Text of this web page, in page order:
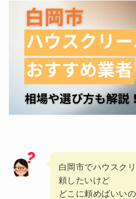
白岡市でハウスク
頼したいけど
どこに頼めばいいの